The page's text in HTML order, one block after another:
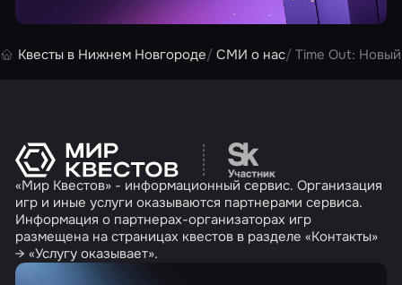
Квесты в Нижнем Новгороде СМИ о нас Time Out:
Перейти на сайт
«Мир Квестов» - информационный сервис. Организация
игр и иные услуги оказываются партнерами сервиса.
Информация о партнерах-организаторах игр
размещена на страницах квестов в разделе «Контакты»
→ «Услугу оказывает».